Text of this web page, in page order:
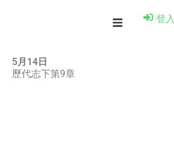
登入
5月14日
歷代志下第9章